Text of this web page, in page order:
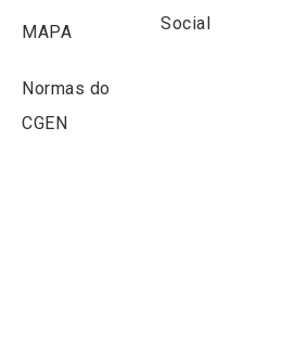
MAPA
Normas do
CGEN
Social